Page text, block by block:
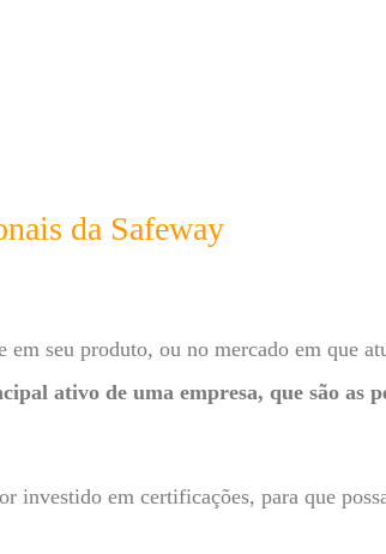
da Safeway
seu produto, ou no mercado em que
ativo de uma empresa, que são as
investido em certificações, para que